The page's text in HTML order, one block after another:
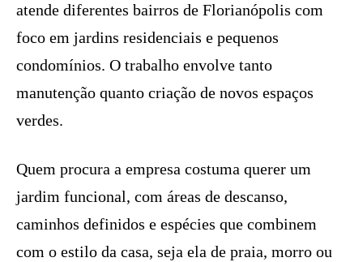
atende diferentes bairros de Florianópolis com
foco em jardins residenciais e pequenos
condomínios. O trabalho envolve tanto
manutenção quanto criação de novos espaços
verdes.
Quem procura a empresa costuma querer um
jardim funcional, com áreas de descanso,
caminhos definidos e espécies que combinem
com o estilo da casa, seja ela de praia, morro ou